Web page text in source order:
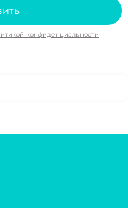
конфиденциальности